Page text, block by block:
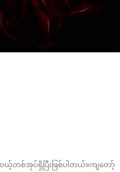
တစ်အုပ်ရှိပြီးဖြစ်ပါတယ်။ကျတော့်